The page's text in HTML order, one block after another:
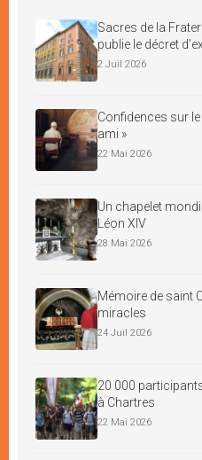
Sacres de la
publie le décret
2 Juil 2026
Confidences sur
ami »
22 Mai 2026
Un chapelet
Léon XIV
28 Mai 2026
Mémoire de saint
miracles
24 Juil 2026
20 000
à Chartres
22 Mai 2026